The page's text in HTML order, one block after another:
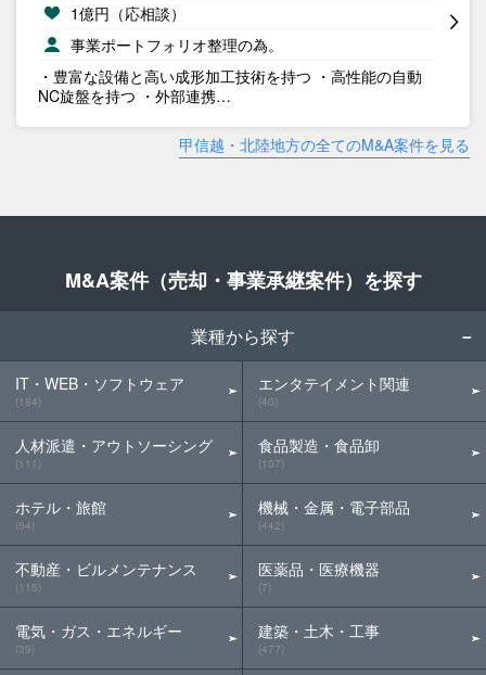
1億円（応相談）
事業ポートフォリオ整理の為。
・豊富な設備と高い成形加工技術を持つ ・高性能の自動
NC旋盤を持つ ・外部連携…
甲信越・北陸地方の全てのM&A案件を見る
M&A案件（売却・事業承継案件）を探す
業種から探す
IT・WEB・ソフトウェア
(184)
人材派遣・アウトソーシング
(111)
ホテル・旅館
(54)
不動産・ビルメンテナンス
(115)
電気・ガス・エネルギー
(39)
エンタテイメント関連
(40)
食品製造・食品卸
(107)
機械・金属・電子部品
(442)
医薬品・医療機器
(7)
建築・土木・工事
(477)